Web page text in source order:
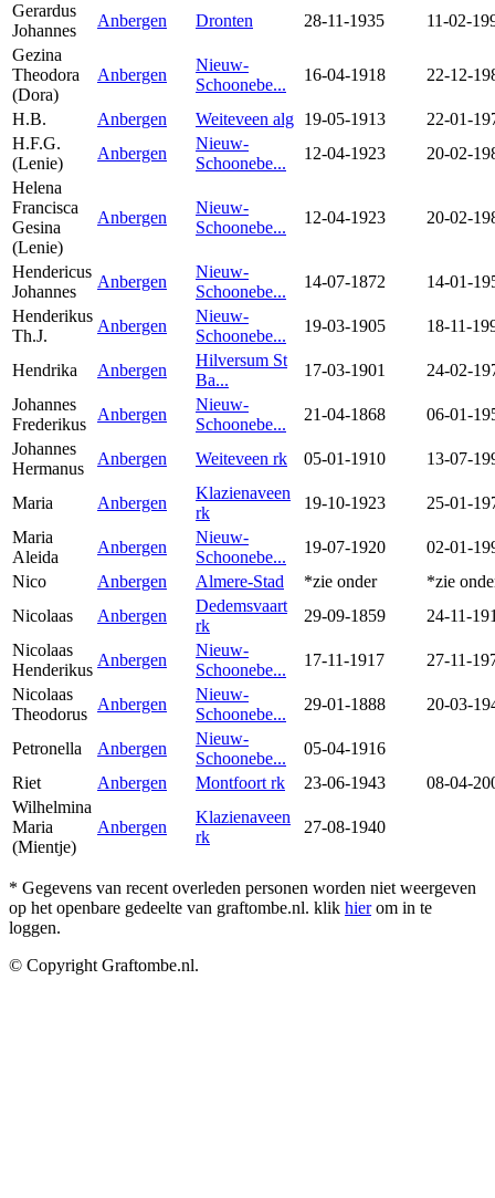
Gerardus
Johannes
Anbergen Dronten 28-11-1935
11-02-
Gezina
Theodora
(Dora)
Anbergen
Nieuw-
Schoonebe...
16-04-1918 22-12-
H.B. Anbergen Weiteveen alg 19-05-1913
22-01-
H.F.G.
(Lenie)
Anbergen
Nieuw-
Schoonebe...
12-04-1923
20-02-
Helena
Francisca
Gesina
(Lenie)
Anbergen
Nieuw-
Schoonebe...
12-04-1923 20-02-
Hendericus
Johannes
Anbergen
Nieuw-
Schoonebe...
14-07-1872
14-01-
Henderikus
Th.J.
Anbergen
Nieuw-
Schoonebe...
19-03-1905 18-11-
Hendrika Anbergen
Hilversum St
Ba...
17-03-1901
24-02-
Johannes
Frederikus
Anbergen
Nieuw-
Schoonebe...
21-04-1868
06-01-
Johannes
Hermanus
Anbergen Weiteveen rk 05-01-1910 13-07-
Maria Anbergen
Klazienaveen
rk
19-10-1923
25-01-
Maria
Aleida
Anbergen
Nieuw-
Schoonebe...
19-07-1920
02-01-
Nico
Anbergen Almere-Stad *zie onder
*zie
Nicolaas
Anbergen
Dedemsvaart
rk
29-09-1859
24-11-
Nicolaas
Henderikus
Anbergen
Nieuw-
Schoonebe...
17-11-1917
27-11-
Nicolaas
Theodorus
Anbergen
Nieuw-
Schoonebe...
29-01-1888 20-03-
Petronella Anbergen
Nieuw-
Schoonebe...
05-04-1916
Riet
Anbergen Montfoort rk 23-06-1943
08-04-
Wilhelmina
Maria
(Mientje)
Anbergen
Klazienaveen
rk
27-08-1940
* Gegevens van recent overleden personen worden niet weergeven
op het openbare gedeelte van graftombe.nl. klik hierom in te
loggen.
© Copyright Graftombe.nl.